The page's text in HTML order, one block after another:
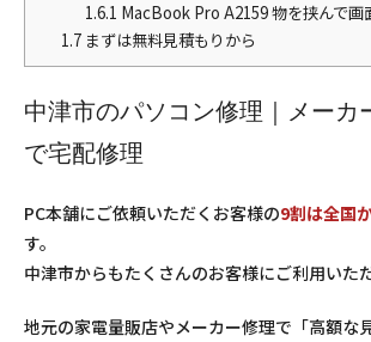
1.6.1 MacBook Pro A2159 物を挟んで画
1.7まずは無料見積もりから
中津市のパソコン修理｜メーカ
で宅配修理
PC本舗にご依頼いただくお客様の9割は全国
す。
中津市からもたくさんのお客様にご利用いた
地元の家電量販店やメーカー修理で「高額な